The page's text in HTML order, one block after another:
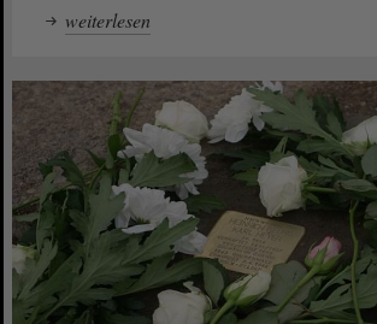
weiterlesen